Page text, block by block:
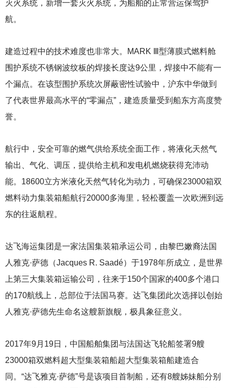
灭火系统，新增一套灭火系统，为船舶的正常营运保驾护
航。
建造过程中的技术难度也非常大。MARK Ⅲ型薄膜式燃料舱
围护系统不锈钢波纹板的焊接长度达9公里，焊接中不能有一
个漏点。在该型围护系统次屏蔽密性试验中，沪东中华做到
了代表世界最高水平的“零漏点”，建造质量受到船东方高度赞
誉。
航行中，安全可靠的燃气供给系统全面工作，将液化天然气
输出、气化、调压，提供给主机和发电机燃烧获得充沛动
能。18600立方米液化天然气转化为动力，可确保23000箱双
燃料动力集装箱船航行20000多海里，轻松覆盖一次欧洲到远
东的往返航程。
达飞海运集团是一家法国集装箱承运公司，由黎巴嫩裔法国
人雅克·萨德（Jacques R. Saadé）于1978年所成立，是世界
上第三大集装箱运输公司，往来于150个国家的400多个港口
的170航线上，总部位于法国马赛。达飞集团此次选择以创始
人雅克·萨德先生命名这艘新旗舰，极具象征意义。
2017年9月19日，中国船舶集团与法国达飞轮船签署9艘
23000箱双燃料超大型集装箱船超大型集装箱船建造合
同。“达飞雅克·萨德”号是该项目首制船，还有8艘姊妹船分别